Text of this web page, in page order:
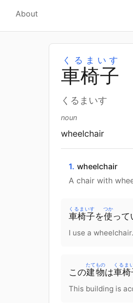
About
車椅子
くるまいす
くるまいす
noun
wheelchair
1. wheelchair
A chair with
車椅子
くるまいす
を使
つか
って
I use a wheelchair.
この建物
たてもの
は車椅
くるま
This building is